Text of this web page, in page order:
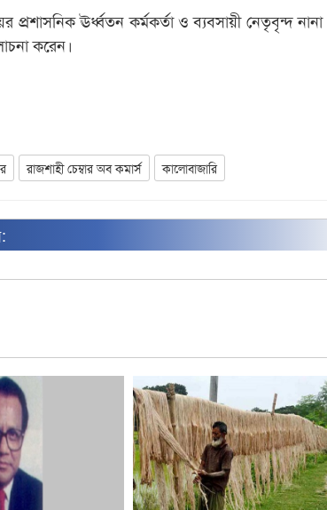
প্রশাসনিক ঊর্ধ্বতন কর্মকর্তা ও ব্যবসায়ী নেতৃবৃন্দ
করেন।
রাজশাহী চেম্বার অব কমার্স কালোবাজারি